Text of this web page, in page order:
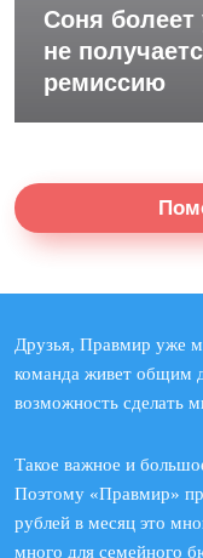
Соня болеет
не
ремиссию
Друзья, Правмир уже
команда живет общим
возможность сделать
Такое важное и
Поэтому «Правмир»
рублей в месяц это
много для семейного